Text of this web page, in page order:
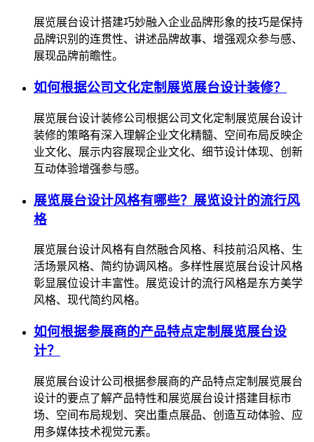
展览展台设计搭建巧妙融入企业品牌形象的技巧是保持
品牌识别的连贯性、讲述品牌故事、增强观众参与感、
展现品牌前瞻性。
如何根据公司文化定制展览展台设计装修？
展览展台设计装修公司根据公司文化定制展览展台设计
装修的策略有深入理解企业文化精髓、空间布局反映企
业文化、展示内容展现企业文化、细节设计体现、创新
互动体验增强参与感。
展览展台设计风格有哪些？展览设计的流行风
格
展览展台设计风格有自然融合风格、科技前沿风格、生
活场景风格、简约协调风格。多样性展览展台设计风格
彰显展位设计丰富性。展览设计的流行风格是东方美学
风格、现代简约风格。
如何根据参展商的产品特点定制展览展台设
计？
展览展台设计公司根据参展商的产品特点定制展览展台
设计的要点了解产品特性和展览展台设计搭建目标市
场、空间布局规划、突出重点展品、创造互动体验、应
用多媒体技术视觉元素。